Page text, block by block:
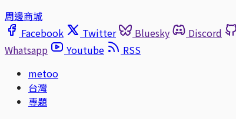
周邊商城
Facebook
Twitter Bluesky Discord
Whatsapp
Youtube
RSS
metoo
台灣
專題